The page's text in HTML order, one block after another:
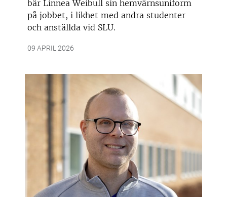
bär Linnea Weibull sin hemvärnsuniform
på jobbet, i likhet med andra studenter
och anställda vid SLU.
09 APRIL 2026